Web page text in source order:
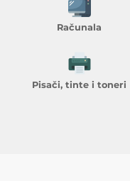
Računala
Pisači, tinte i toneri